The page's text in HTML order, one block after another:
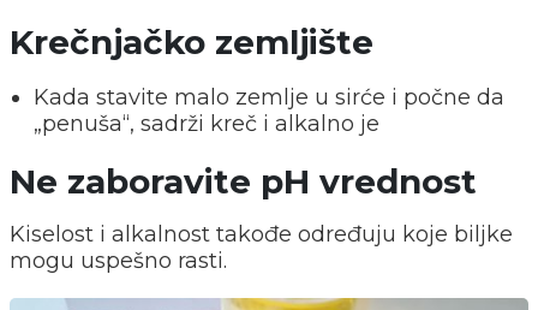
Krečnjačko zemljište
Kada stavite malo zemlje u sirće i počne da
„penuša“, sadrži kreč i alkalno je
Ne zaboravite pH vrednost
Kiselost i alkalnost takođe određuju koje biljke
mogu uspešno rasti.